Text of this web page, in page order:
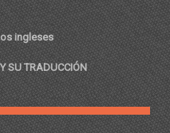
ingleses
SU TRADUCCIÓN